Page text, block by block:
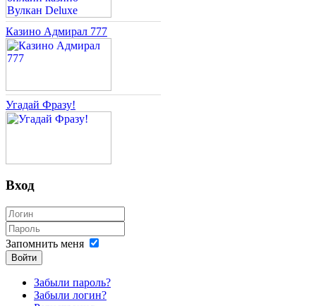
Казино Адмирал 777
Угадай Фразу!
Вход
Запомнить меня
Войти
Забыли пароль?
Забыли логин?